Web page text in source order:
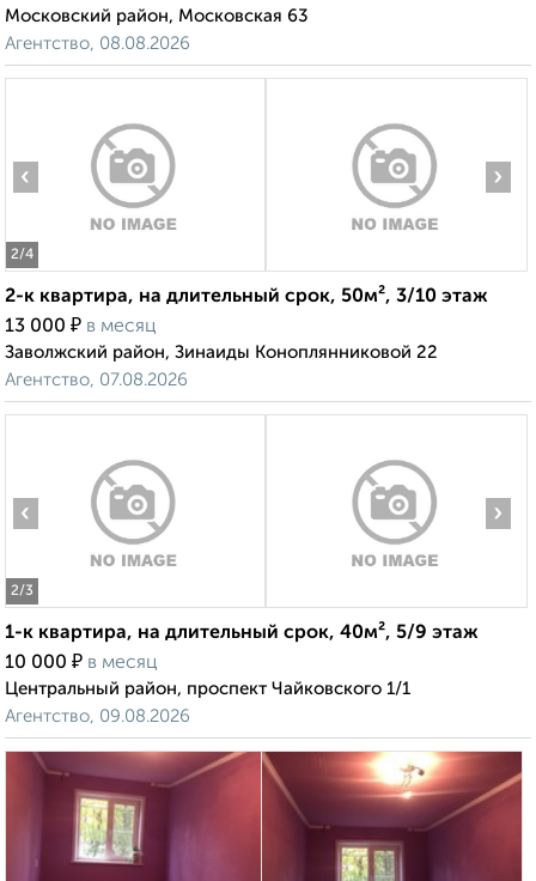
Московский район, Московская 63
Агентство, 08.08.2026
2/4
‹ ›
2-к квартира, на длительный срок, 50м², 3/10 этаж
13 000 ₽ в месяц
Заволжский район, Зинаиды Коноплянниковой 22
Агентство, 07.08.2026
2/3
‹ ›
1-к квартира, на длительный срок, 40м², 5/9 этаж
10 000 ₽ в месяц
Центральный район, проспект Чайковского 1/1
Агентство, 09.08.2026